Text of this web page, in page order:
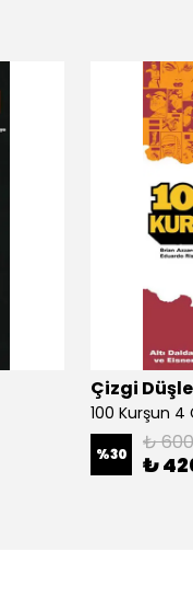
Çizgi
100 Kurşun 4
%30 ₺
₺